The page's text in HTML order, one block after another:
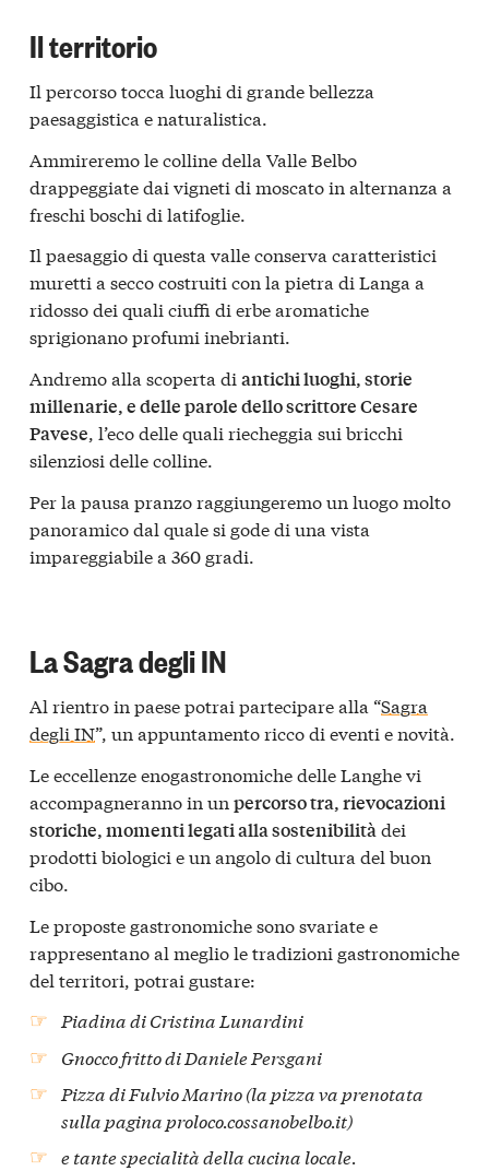
Il territorio
Il percorso tocca luoghi di grande bellezza
paesaggistica e naturalistica.
Ammireremo lecolline della Valle Belbo
drappeggiate dai vigneti di moscato in alternanza a
freschi boschi di latifoglie.
Il paesaggio di questa valle conserva caratteristici
muretti a secco costruiti con la pietra di Langa a
ridosso dei quali ciuffi di erbe aromatiche
sprigionano profumi inebrianti.
Andremo alla scoperta di antichi luoghi, storie
millenarie, e delle parole dello scrittore Cesare
Pavese, l’eco delle quali riecheggia sui bricchi
silenziosi delle colline.
Per la pausa pranzo raggiungeremo un luogo molto
panoramico dal quale si gode di una vista
impareggiabile a 360 gradi.
La Sagra degli IN
Al rientro in paese potrai partecipare alla “Sagra
degli IN”, un appuntamento ricco di eventi e novità.
Le eccellenze enogastronomiche delle Langhe vi
accompagneranno in un percorso tra, rievocazioni
storiche, momenti legati alla sostenibilitàdei
prodotti biologici e un angolo di cultura del buon
cibo.
Le proposte gastronomiche sono svariate e
rappresentano al meglio le tradizioni gastronomiche
del territori, potrai gustare:
Piadina di Cristina Lunardini
Gnocco fritto di Daniele Persgani
Pizza di Fulvio Marino (la pizza va prenotata
sulla pagina proloco.cossanobelbo.it)
e tante specialità della cucina locale.